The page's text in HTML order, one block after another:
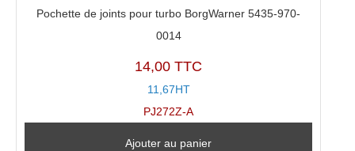
Pochette de joints pour turbo BorgWarner 5435-970-
0014
14,00 TTC
11,67HT
PJ272Z-A
Ajouter au panier